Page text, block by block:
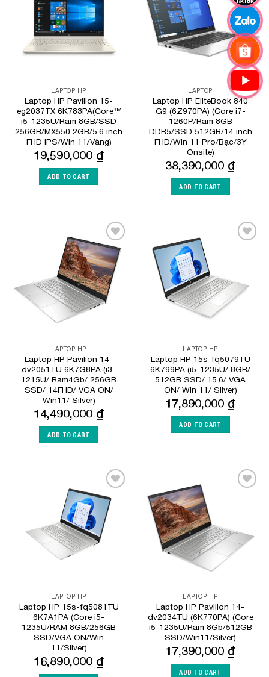
LAPTOP HP
Laptop HP Pavilion 15-
eg2037TX 6K783PA(Core™
i5-1235U/Ram 8GB/SSD
256GB/MX550 2GB/5.6 inch
FHD IPS/Win 11/Vàng)
19,590,000 ₫
ADD TO CART
LAPTOP
Laptop HP EliteBook 840
G9 (6Z970PA) (Core i7-
1260P/Ram 8GB
DDR5/SSD 512GB/14 inch
FHD/Win 11 Pro/Bạc/3Y
Onsite)
38,390,000 ₫
ADD TO CART
Add to
Wishlist
LAPTOP HP
Laptop HP Pavilion 14-
dv2051TU 6K7G8PA (i3-
1215U/ Ram4Gb/ 256GB
SSD/ 14FHD/ VGA ON/
Win11/ Silver)
14,490,000 ₫
ADD TO CART
LAPTOP HP
Laptop HP 15s-fq5079TU
6K799PA (i5-1235U/ 8GB/
512GB SSD/ 15.6/ VGA
ON/ Win 11/ Silver)
17,890,000 ₫
ADD TO CART
Add to
Wishlist
LAPTOP HP
Laptop HP 15s-fq5081TU
6K7A1PA (Core i5-
1235U/RAM 8GB/256GB
SSD/VGA ON/Win
11/Silver)
16,890,000 ₫
LAPTOP HP
Laptop HP Pavilion 14-
dv2034TU (6K770PA) (Core
i5-1235U/Ram 8Gb/512GB
SSD/Win11/Silver)
17,390,000 ₫
ADD TO CART